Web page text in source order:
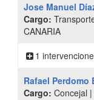
Jose Manuel
Cargo:
CANARIA
1
Rafael Perdomo
Cargo: Concejal